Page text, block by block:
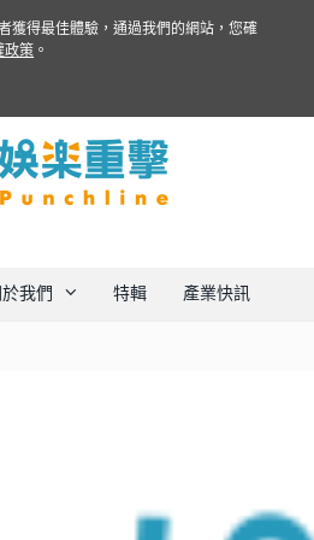
於我們 特輯 產業快訊
獲得最佳體驗，通過我們的網站，您確
政策 。